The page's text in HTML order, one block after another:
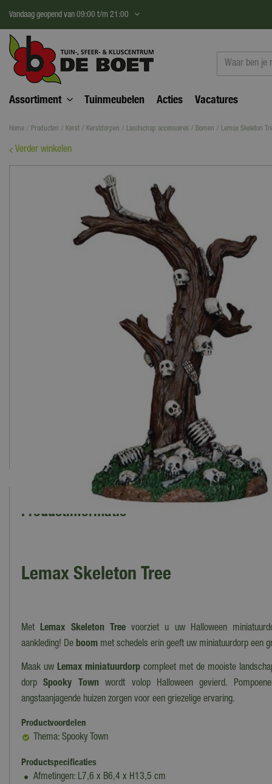
content
Home Producten Kerst Kerstdorpen Landschap accessoires Bomen Lemax Skeleton
Vandaag geopend van 09:00 t/m 21:00
Assortiment Tuinmeubelen Acties Vacatures
Verder winkelen
Productinformatie
Lemax Skeleton Tree
Met Lemax Skeleton Treevoorziet u uw Halloween
aankleding! De boom met schedels erin geeft uw miniatuurdorp een
Maak uw Lemax miniatuurdorpcompleet met de mooiste
dorpSpooky Townwordt volop Halloween gevierd.
angstaanjagende huizen zorgen voor een griezelige ervaring.
Productvoordelen
Thema: Spooky Town
Productspecificaties
Afmetingen: L7,6 x B6,4 x H13,5 cm